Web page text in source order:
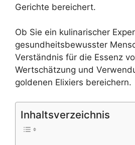
Gerichte bereichert.
Ob Sie ein kulinarischer
gesundheitsbewusster
Verständnis für die Essenz
Wertschätzung und
goldenen Elixiers bereichern.
Inhaltsverzeichnis